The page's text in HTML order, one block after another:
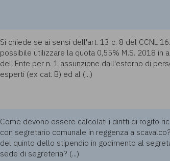
Si chiede se ai sensi dell'art. 13 c. 8 del CCNL
possibile utilizzare la quota 0,55% M.S. 2018 in
dell'Ente per n. 1 assunzione dall'esterno di
esperti (ex cat. B) ed al (...)
Come devono essere calcolati i diritti di rogito
con segretario comunale in reggenza a
del quinto dello stipendio in godimento al
sede di segreteria? (...)